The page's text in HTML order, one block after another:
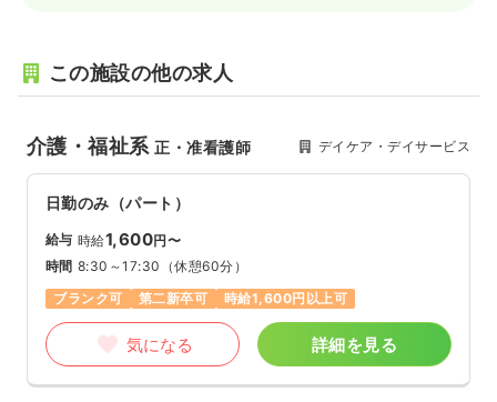
この施設の他の求人
介護・福祉系正・准看護師 デイケア・デイサービス
日勤のみ（パート）
給与 時給1,600円〜
時間 8:30～17:30 （休憩60分）
ブランク可
第二新卒可 時給1,600円以上可
気になる 詳細を見る